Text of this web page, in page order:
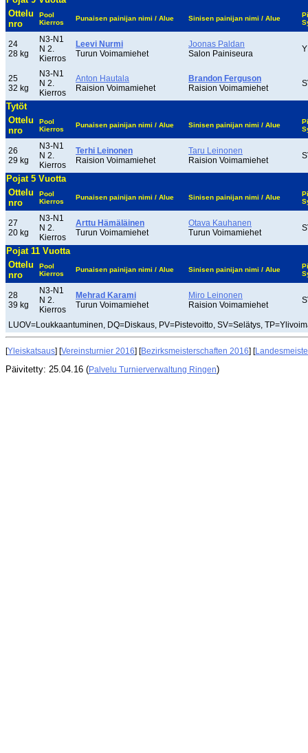
Ottelu
nro
Pool
Kierros
Punaisen painijan nimi / Alue Sinisen painijan nimi / Alue
24
28 kg
N3-N1
N 2.
Kierros
Leevi Nurmi
Turun Voimamiehet
Joonas Paldan
Salon Painiseura
25
32 kg
N3-N1
N 2.
Kierros
Anton Hautala
Raision Voimamiehet
Brandon Ferguson
Raision Voimamiehet
Tytöt
Ottelu
nro
Pool
Kierros
Punaisen painijan nimi / Alue Sinisen painijan nimi / Alue
26
29 kg
N3-N1
N 2.
Kierros
Terhi Leinonen
Raision Voimamiehet
Taru Leinonen
Raision Voimamiehet
Pojat 5 Vuotta
Ottelu
nro
Pool
Kierros
Punaisen painijan nimi / Alue Sinisen painijan nimi / Alue
27
20 kg
N3-N1
N 2.
Kierros
Arttu Hämäläinen
Turun Voimamiehet
Otava Kauhanen
Turun Voimamiehet
Pojat 11 Vuotta
Ottelu
nro
Pool
Kierros
Punaisen painijan nimi / Alue Sinisen painijan nimi / Alue
28
39 kg
N3-N1
N 2.
Kierros
Mehrad Karami
Turun Voimamiehet
Miro Leinonen
Raision Voimamiehet
LUOV=Loukkaantuminen, DQ=Diskaus, PV=Pistevoitto, SV=Selätys,
[Yleiskatsaus] [Vereinsturnier 2016] [Bezirksmeisterschaften 2016] [
Päivitetty: 25.04.16 (Palvelu Turnierverwaltung Ringen)